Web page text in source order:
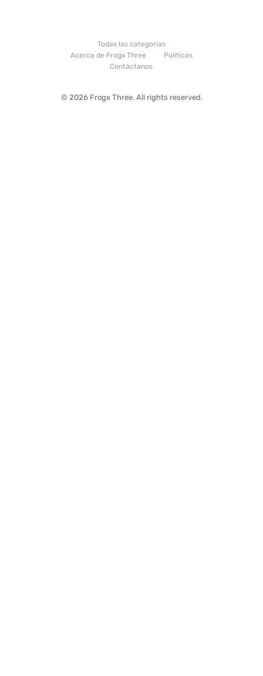
Todas las categorías
Acerca de Frogx Three
Politicas
Contáctanos
© 2026 Frogx Three. All rights reserved.